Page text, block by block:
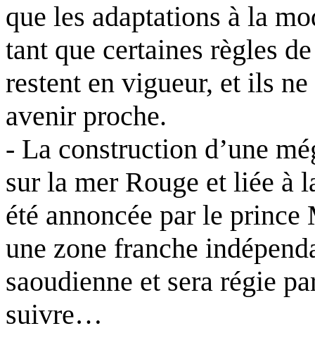
que les adaptations à la
tant que certaines règles
restent en vigueur, et ils
avenir proche.
- La construction d’une
sur la mer Rouge et liée à
été annoncée par le
une zone franche
saoudienne et sera régie
suivre…